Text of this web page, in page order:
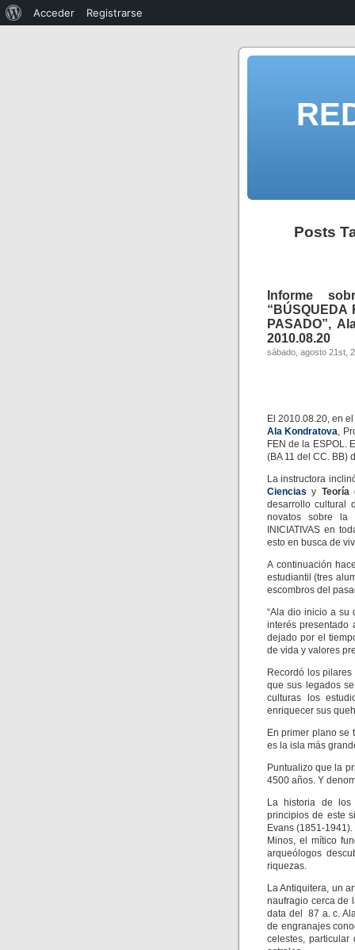
Posts
Informe
“BÚSQUEDA
PASADO”,
2010.08.20
sábado, agosto 21st,
El 2010.08.20, en
Ala Kondratova,
FEN de la ESPOL.
(BA 11 del CC. BB)
La instructora
Ciencias y Teoría
desarrollo cultural
novatos sobre la
INICIATIVAS en
esto en busca de
A continuación
estudiantil (tres
escombros del
“Ala dio inicio a su
interés presentado
dejado por el
de vida y valores
Recordó los
que sus legados
culturas los
enriquecer sus
En primer plano se
es la isla más
Puntualizo que la
4500 años. Y
La historia de los
principios de este
Evans (1851-
Minos, el mítico
arqueólogos
riquezas.
La Antiquitera, un
naufragio cerca de
data del 87 a. c.
de engranajes
celestes,
Acceder Registrarse